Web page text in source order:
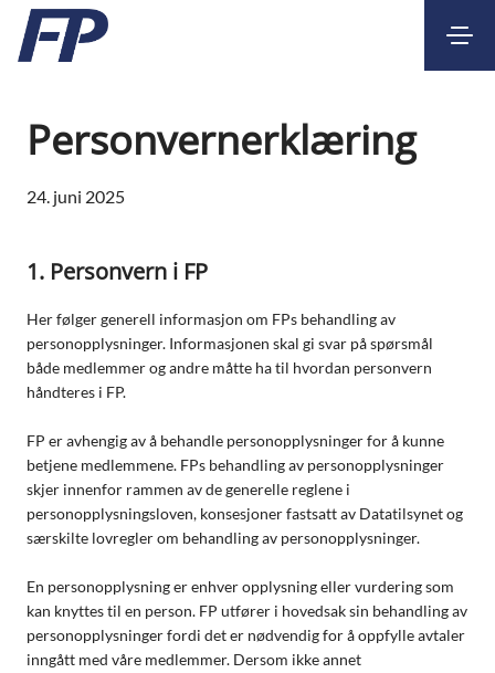
Personvernerklæring
24. juni 2025
1. Personvern i FP
Her følger generell informasjon om FPs behandling av
personopplysninger. Informasjonen skal gi svar på spørsmål
både medlemmer og andre måtte ha til hvordan personvern
håndteres i FP.
FP er avhengig av å behandle personopplysninger for å kunne
betjene medlemmene. FPs behandling av personopplysninger
skjer innenfor rammen av de generelle reglene i
personopplysningsloven, konsesjoner fastsatt av Datatilsynet og
særskilte lovregler om behandling av personopplysninger.
En personopplysning er enhver opplysning eller vurdering som
kan knyttes til en person. FP utfører i hovedsak sin behandling av
personopplysninger fordi det er nødvendig for å oppfylle avtaler
inngått med våre medlemmer. Dersom ikke annet